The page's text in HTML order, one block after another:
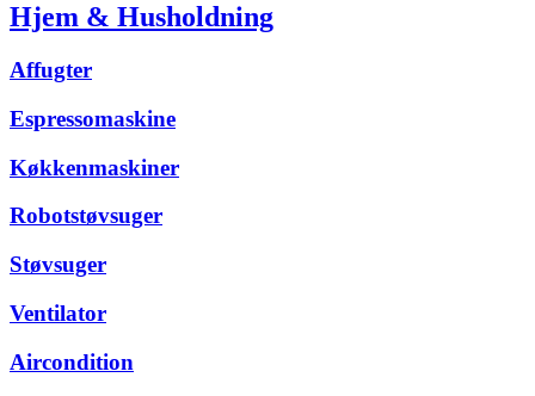
Hjem & Husholdning
Affugter
Espressomaskine
Køkkenmaskiner
Robotstøvsuger
Støvsuger
Ventilator
Aircondition